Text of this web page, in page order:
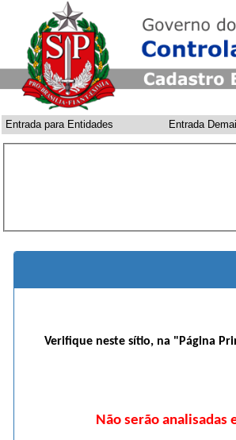
Entrada para Entidades Entrada
Verifique neste sítio, na "Página
Não serão analisadas